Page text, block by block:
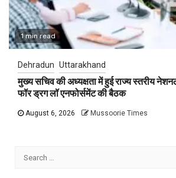
1 min read
Dehradun Uttarakhand
मुख्य सचिव की अध्यक्षता में हुई राज्य स्तरीय
फॉर ड्रग लॉ एनफोर्समेंट की बैठक
August 6, 2026 Mussoorie Times
Search